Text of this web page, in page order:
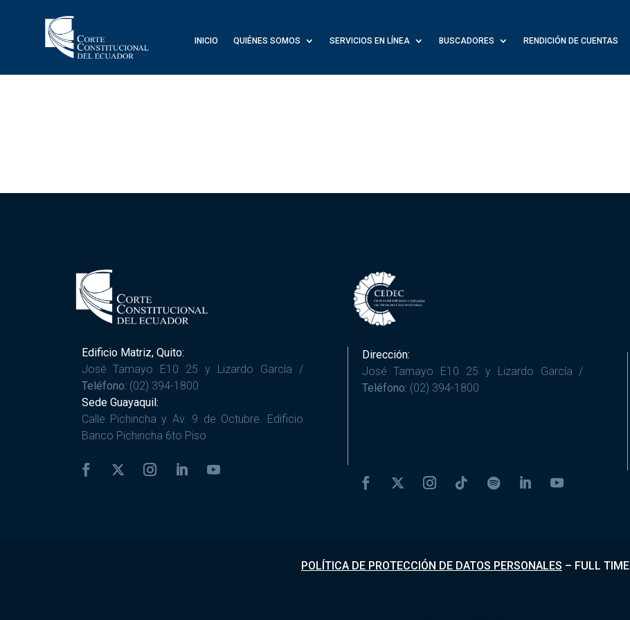
INICIO QUIÉNES SOMOS SERVICIOS EN LÍNEA BUSCADORES RENDICIÓN DE CUENTAS
Edificio Matriz, Quito:
José Tamayo E10 25 y Lizardo García /
Teléfono: (02) 394-1800
Sede Guayaquil:
Calle Pichincha y Av. 9 de Octubre. Edificio
Banco Pichincha 6to Piso
Dirección:
José Tamayo E10 25 y Lizardo García /
Teléfono: (02) 394-1800
POLÍTICA DE PROTECCIÓN DE DATOS PERSONALES – FULL TIME